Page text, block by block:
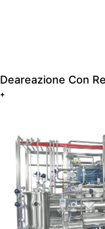
Deareazione Con
+